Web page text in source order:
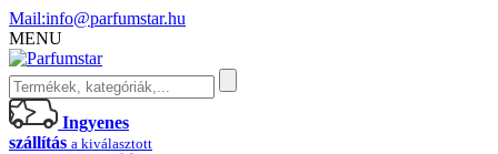
Mail:info@parfumstar.hu
MENU
Ingyenes
szállítás a kiválasztott